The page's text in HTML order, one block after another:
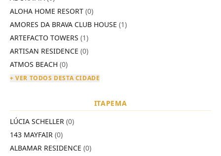
ALOHA HOME RESORT (0)
AMORES DA BRAVA CLUB HOUSE (1)
ARTEFACTO TOWERS (1)
ARTISAN RESIDENCE (0)
ATMOS BEACH (0)
+ VER TODOS DESTA CIDADE
ITAPEMA
LÚCIA SCHELLER (0)
143 MAYFAIR (0)
ALBAMAR RESIDENCE (0)